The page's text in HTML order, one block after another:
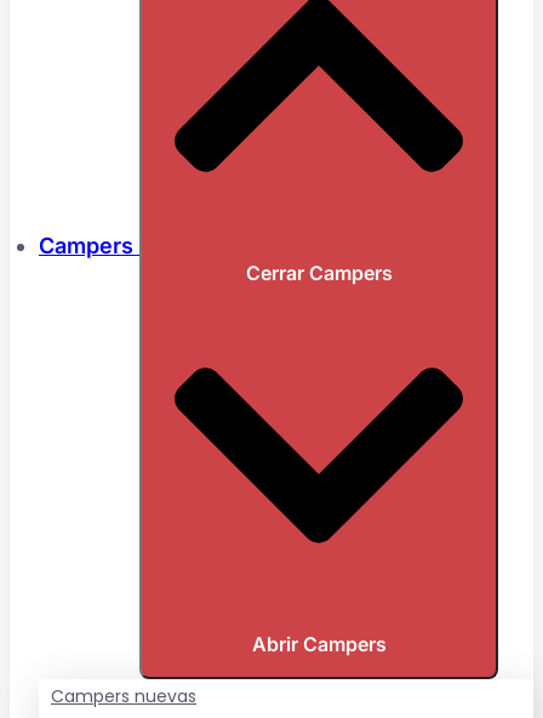
Campers
Cerrar Campers
Abrir Campers
Campers nuevas